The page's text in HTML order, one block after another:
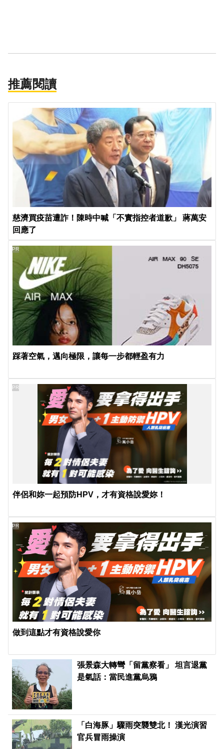
推薦閱讀
慈濟買疫苗遭詐！陳時中喊「不實指控者道歉」 蔣萬安
回應了
踩著空氣，邁向極限，讓每一步都輕盈有力
PR
伴侶和妳一起預防HPV，才有資格說愛妳！
PR
做到這點才有資格說愛你
PR
張景森大轉彎「留黨察看」 坦言退黨
是氣話：當民進黨烏鴉
「白海豚」驟雨突襲雙北！ 漢光演習
官兵冒雨操演